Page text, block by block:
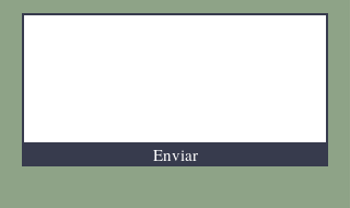
Enviar